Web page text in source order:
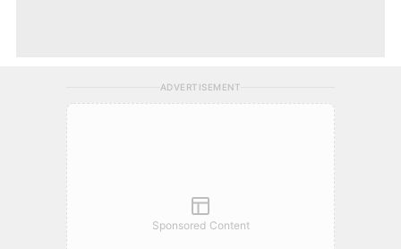
ADVERTISEMENT
Sponsored Content